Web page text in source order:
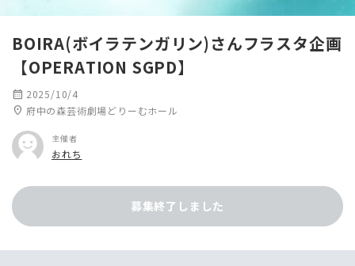
BOIRA(ボイラテンガリン)さんフラスタ企画
【OPERATION SGPD】
calendar_month 2025/10/4
location_on 府中の森芸術劇場どりーむホール
主催者
おれち
募集終了しました